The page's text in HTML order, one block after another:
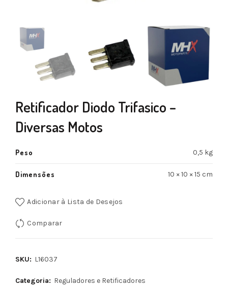
Retificador Diodo Trifasico –
Diversas Motos
Peso 0,5 kg
Dimensões 10 × 10 × 15 cm
Adicionar à Lista de Desejos
Comparar
SKU: L16037
Categoria: Reguladores e Retificadores